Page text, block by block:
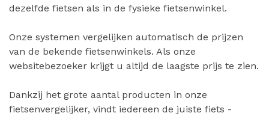
dezelfde fietsen als in de fysieke fietsenwinkel.
Onze systemen vergelijken automatisch de prijzen
van de bekende fietsenwinkels. Als onze
websitebezoeker krijgt u altijd de laagste prijs te zien.
Dankzij het grote aantal producten in onze
fietsenvergelijker, vindt iedereen de juiste fiets -